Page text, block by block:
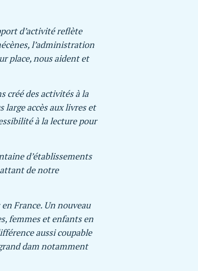
d’activité reflète
l’administration
place, nous aident et
créé des activités à la
accès aux livres et
à la lecture pour
d’établissements
de notre
France. Un nouveau
femmes et enfants en
aussi coupable
dam notamment